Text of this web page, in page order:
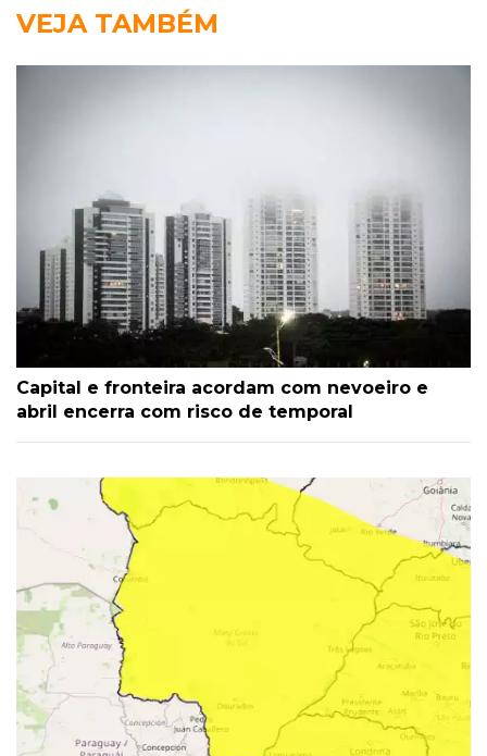
VEJA TAMBÉM
Capital e fronteira acordam com nevoeiro e
abril encerra com risco de temporal